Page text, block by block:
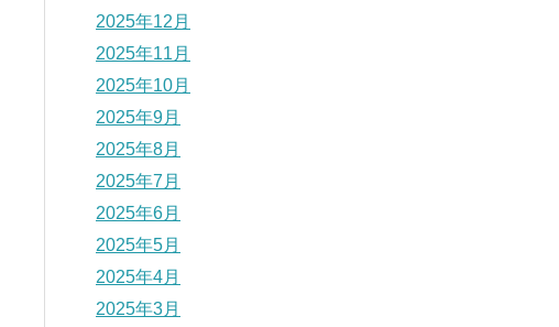
2025年12月
2025年11月
2025年10月
2025年9月
2025年8月
2025年7月
2025年6月
2025年5月
2025年4月
2025年3月